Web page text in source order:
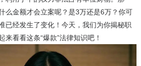
么金额才会立案呢？是3万还是6万？你可
已经发生了变化！今天，我们为你揭秘职
看看这条“爆款”法律知识吧！